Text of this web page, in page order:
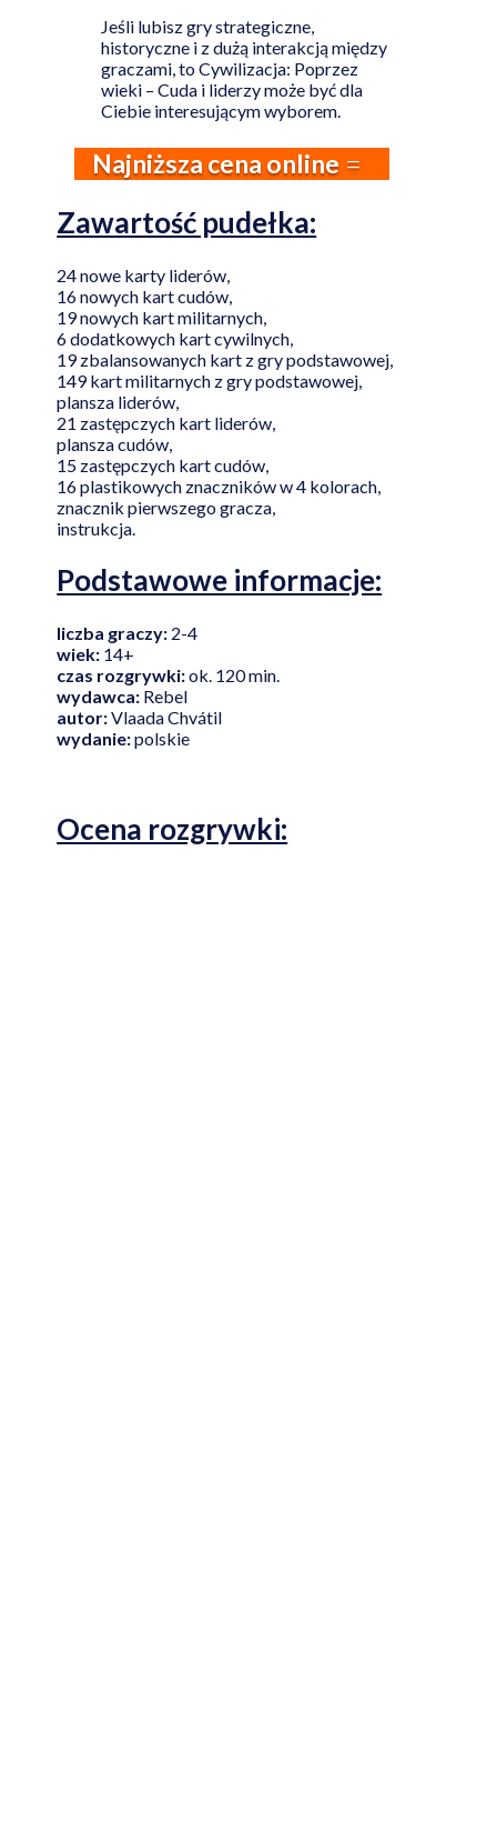
Jeśli lubisz gry strategiczne,
historyczne i z dużą interakcją między
graczami, to Cywilizacja: Poprzez
wieki – Cuda i liderzy może być dla
Ciebie interesującym wyborem.
Najniższa cena online
Zawartość pudełka:
24 nowe karty liderów,
16 nowych kart cudów,
19 nowych kart militarnych,
6 dodatkowych kart cywilnych,
19 zbalansowanych kart z gry podstawowej,
149 kart militarnych z gry podstawowej,
plansza liderów,
21 zastępczych kart liderów,
plansza cudów,
15 zastępczych kart cudów,
16 plastikowych znaczników w 4 kolorach,
znacznik pierwszego gracza,
instrukcja.
Podstawowe informacje:
liczba graczy: 2-4
wiek: 14+
czas rozgrywki:ok. 120 min.
wydawca: Rebel
autor:Vlaada Chvátil
wydanie:polskie
Ocena rozgrywki: